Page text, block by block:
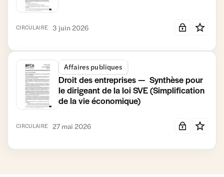
CIRCULAIRE 3 juin 2026
Affaires publiques
Droit des entreprises — Synthèse pour
le dirigeant de la loi SVE (Simplification
de la vie économique)
CIRCULAIRE 27 mai 2026